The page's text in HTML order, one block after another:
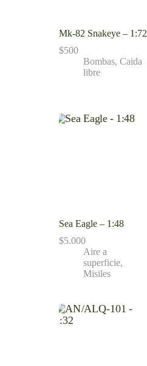
Mk-82 Snakeye – 1:72
$500
Bombas, Caida
libre
Sea Eagle – 1:48
$5.000
Aire a
superficie,
Misiles